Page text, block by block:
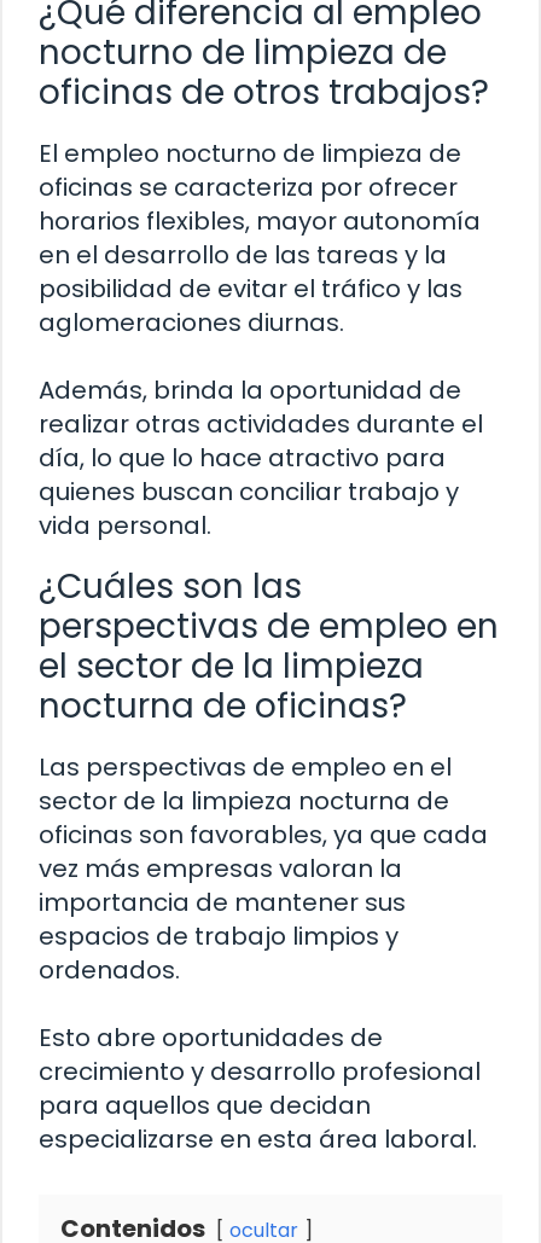
¿Qué diferencia al empleo
nocturno de limpieza de
oficinas de otros trabajos?
El empleo nocturno de limpieza de
oficinas se caracteriza por ofrecer
horarios flexibles, mayor autonomía
en el desarrollo de las tareas y la
posibilidad de evitar el tráfico y las
aglomeraciones diurnas.
Además, brinda la oportunidad de
realizar otras actividades durante el
día, lo que lo hace atractivo para
quienes buscan conciliar trabajo y
vida personal.
¿Cuáles son las
perspectivas de empleo en
el sector de la limpieza
nocturna de oficinas?
Las perspectivas de empleo en el
sector de la limpieza nocturna de
oficinas son favorables, ya que cada
vez más empresas valoran la
importancia de mantener sus
espacios de trabajo limpios y
ordenados.
Esto abre oportunidades de
crecimiento y desarrollo profesional
para aquellos que decidan
especializarse en esta área laboral.
Contenidos ocultar